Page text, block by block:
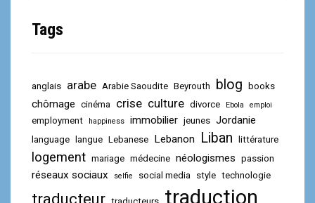
Tags
anglais arabe Arabie Saoudite Beyrouth blog books
chômage cinéma crise culture divorce Ebola emploi
employment happiness immobilier jeunes Jordanie
language langue Lebanese Lebanon Liban littérature
logement mariage médecine néologismes passion
réseaux sociaux selfie social media style technologie
traduction